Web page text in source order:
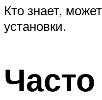
Кто знает,
установки.